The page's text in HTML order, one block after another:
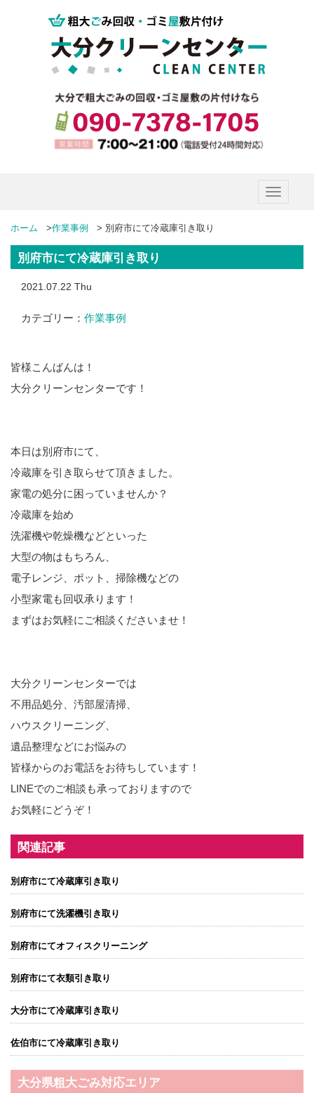
Toggle
ホーム >作業事例 > 別府市にて冷蔵庫引き取り
別府市にて冷蔵庫引き取り
2021.07.22 Thu
カテゴリー： 作業事例
皆様こんばんは！
大分クリーンセンターです！
本日は別府市にて、
冷蔵庫を引き取らせて頂きました。
家電の処分に困っていませんか？
冷蔵庫を始め
洗濯機や乾燥機などといった
大型の物はもちろん、
電子レンジ、ポット、掃除機などの
小型家電も回収承ります！
まずはお気軽にご相談くださいませ！
大分クリーンセンターでは
不用品処分、汚部屋清掃、
ハウスクリーニング、
遺品整理などにお悩みの
皆様からのお電話をお待ちしています！
LINEでのご相談も承っておりますので
お気軽にどうぞ！
関連記事
別府市にて冷蔵庫引き取り
別府市にて洗濯機引き取り
別府市にてオフィスクリーニング
別府市にて衣類引き取り
大分市にて冷蔵庫引き取り
佐伯市にて冷蔵庫引き取り
大分県粗大ごみ対応エリア